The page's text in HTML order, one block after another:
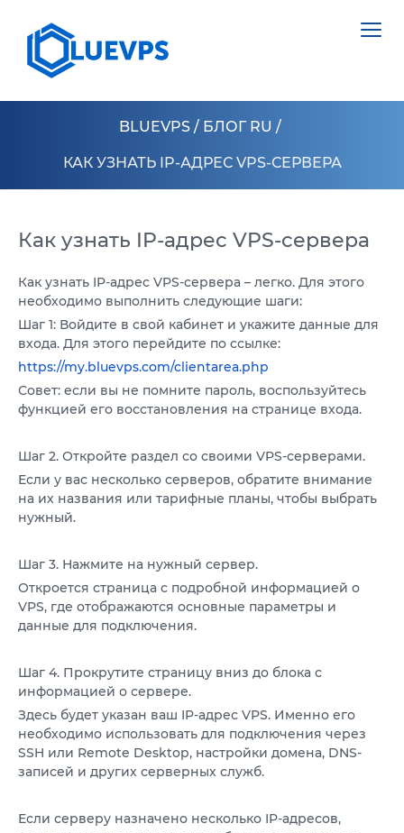
VPS ШВЕЦИЯ
VPS КИПР
VPS США >
VPS ЛОС АНДЖЕЛЕС
VPS АТЛАНТА
VPS АШБЕРН
VPS ИЗРАИЛЬ
VPS ЭСТОНИЯ
VPS АВСТРАЛИЯ
VPS СИНГАПУР
VPS ИТАЛИЯ
VPS ИСПАНИЯ
VPS НИДЕРЛАНДЫ
VPS ГЕРМАНИЯ >
VPS ФРАНКФУРТ
СЕРВЕРИ >
ВИДІЛЕНИЙ СЕРВЕР НІДЕРЛАНДИ
ВИДІЛЕНИЙ СЕРВЕР ПОЛЬЩА
ВИДІЛЕНИЙ СЕРВЕР ЕСТОНІЯ
ВИДІЛЕНИЙ СЕРВЕР КІПР
ГОНКОНГ
10 GBPS VPS
ВИСОКОПРОДУКТИВНИЙ VPS
СЛУЖБА ПОДДЕРЖКИ
КОЛОКЕЙШН
BLUEVPS / БЛОГ RU /
КАК УЗНАТЬ IP-АДРЕС VPS-СЕРВЕРА
Как узнать IP-адрес VPS-сервера
Как узнать IP-адрес VPS-сервера – легко. Для этого
необходимо выполнить следующие шаги:
Шаг 1: Войдите в свой кабинет и укажите данные для
входа. Для этого перейдите по ссылке:
https://my.bluevps.com/clientarea.php
Совет: если вы не помните пароль, воспользуйтесь
функцией его восстановления на странице входа.
Шаг 2. Откройте раздел со своими VPS-серверами.
Если у вас несколько серверов, обратите внимание
на их названия или тарифные планы, чтобы выбрать
нужный.
Шаг 3. Нажмите на нужный сервер.
Откроется страница с подробной информацией о
VPS, где отображаются основные параметры и
данные для подключения.
Шаг 4. Прокрутите страницу вниз до блока с
информацией о сервере.
Здесь будет указан ваш IP-адрес VPS. Именно его
необходимо использовать для подключения через
SSH или Remote Desktop, настройки домена, DNS-
записей и других серверных служб.
Если серверу назначено несколько IP-адресов,